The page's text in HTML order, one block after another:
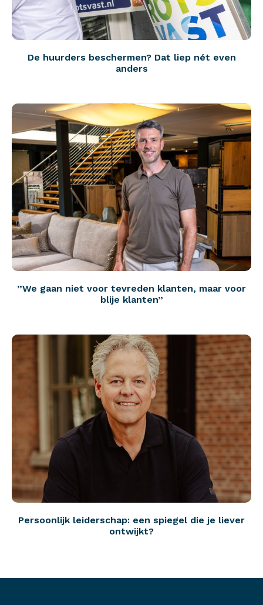
De huurders beschermen? Dat liep nét even
anders
”We gaan niet voor tevreden klanten, maar voor
blije klanten”
Persoonlijk leiderschap: een spiegel die je liever
ontwijkt?